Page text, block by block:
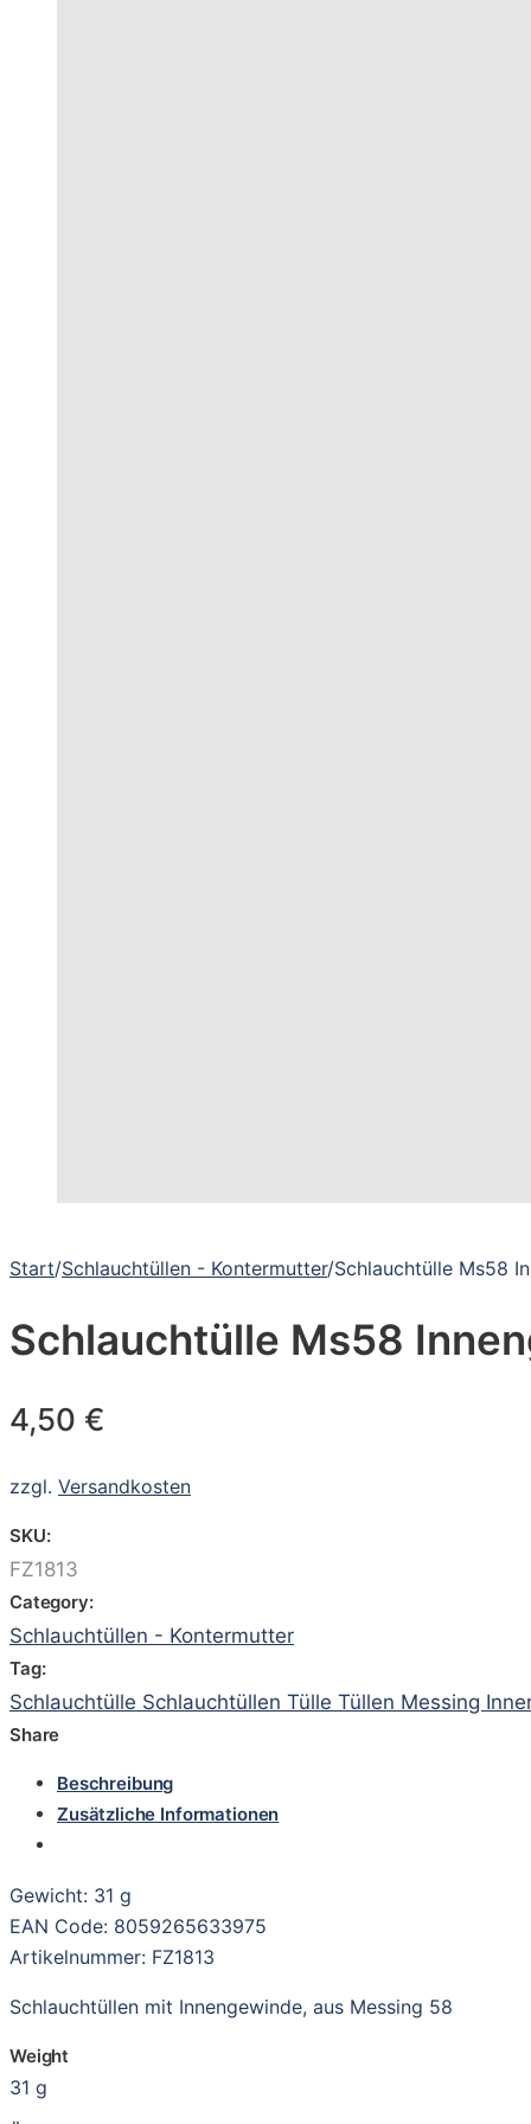
Start/Schlauchtüllen - Kontermutter/Schlauchtülle Ms58
Schlauchtülle Ms58
4,50 €
zzgl. Versandkosten
SKU:
FZ1813
Category:
Schlauchtüllen - Kontermutter
Tag:
Schlauchtülle Schlauchtüllen Tülle Tüllen Messing
Share
Beschreibung
Zusätzliche Informationen
Gewicht: 31 g
EAN Code: 8059265633975
Artikelnummer: FZ1813
Schlauchtüllen mit Innengewinde, aus Messing 58
Weight
31 g